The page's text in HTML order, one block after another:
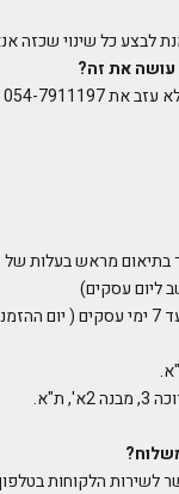
לבצע כל שינוי שכזה
עושה את זה?
מראש בעלות של 25 ₪
ת"א.
?